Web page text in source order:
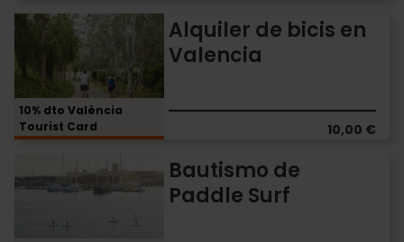
10% dto València
Tourist Card
Alquiler de bicis en
Valencia
10,00 €
Alquiler
Valencia
Bautismo de
Paddle Surf
de